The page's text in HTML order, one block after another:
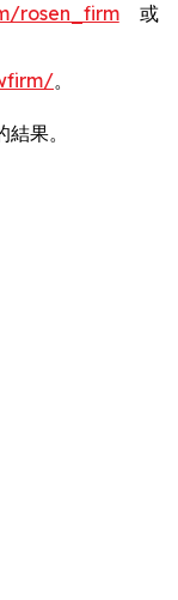
rosen_firm或
。
果。